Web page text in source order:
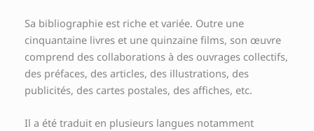
Sa bibliographie est riche et variée. Outre une
cinquantaine livres et une quinzaine films, son œuvre
comprend des collaborations à des ouvrages collectifs,
des préfaces, des articles, des illustrations, des
publicités, des cartes postales, des affiches, etc.
Il a été traduit en plusieurs langues notamment